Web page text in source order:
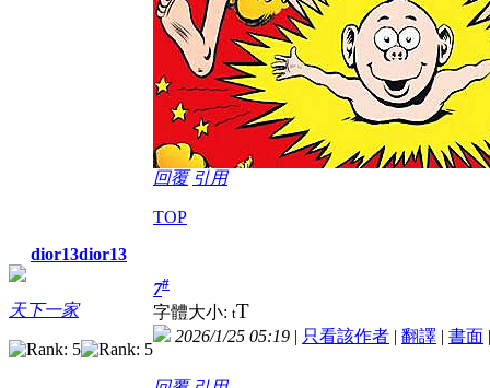
回覆 引用
TOP
dior13dior13
天下一家
7#
字體大小: tT
2026/1/25 05:19 | 只看該作者 | 翻譯 | 書面